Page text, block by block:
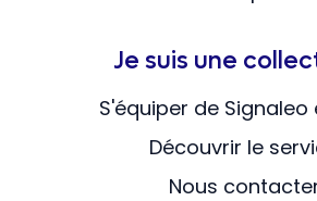
Je suis une
S'équiper de
Découvrir le
Nous